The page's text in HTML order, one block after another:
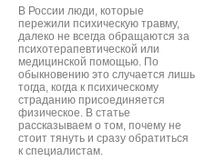
В России люди, которые
пережили психическую травму,
далеко не всегда обращаются за
психотерапевтической или
медицинской помощью. По
обыкновению это случается лишь
тогда, когда к психическому
страданию присоединяется
физическое. В статье
рассказываем о том, почему не
стоит тянуть и сразу обратиться
к специалистам.